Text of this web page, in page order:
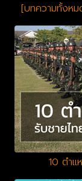
[บทความทั้งหม
10 ตำแ